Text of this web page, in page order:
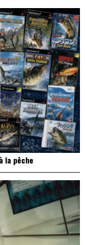
la pêche